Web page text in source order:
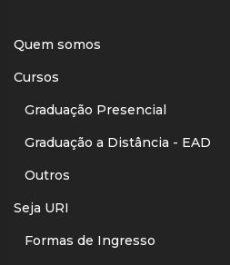
Quem somos
Cursos
Graduação Presencial
Graduação a Distância - EAD
Outros
Seja URI
Formas de Ingresso